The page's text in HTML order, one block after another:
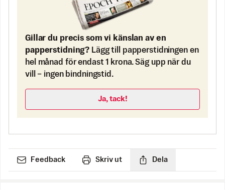
Gillar du precis som vi känslan av en
papperstidning? Lägg till papperstidningen en
hel månad för endast 1 krona. Säg upp när du
vill – ingen bindningstid.
Ja, tack!
Feedback Skriv ut Dela